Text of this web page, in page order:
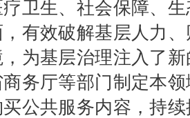
卫生、社会保障、
有效破解基层人力
为基层治理注入了
务厅等部门制定本
公共服务内容，持